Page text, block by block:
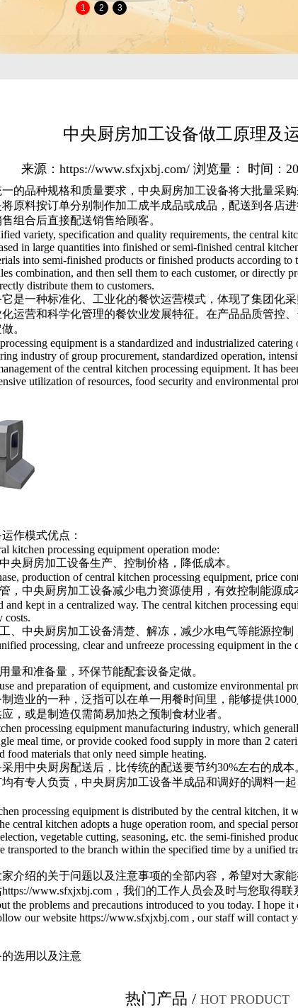
1 2 3
中央厨房加工设备做工原理及
来源：https://www.sfxjxbj.com/ 浏览量： 时间：
的品种规格和质量要求，中央厨房加工设备将大批量采
原料按订单分别制作加工成半成品或成品，配送到各店
组合后直接配送销售给顾客。
variety, specification and quality requirements, the central
in large quantities into finished or semi-finished central
into semi-finished products or finished products according to
combination, and then sell them to each customer, or directly
distribute them to customers.
是一种标准化、工业化的餐饮运营模式，体现了集团化
运营和科学化管理的餐饮业发展特征。在产品品质管控
。
equipment is a standardized and industrialized
industry of group procurement, standardized operation,
of the central kitchen processing equipment. It has
utilization of resources, food security and environmental
作模式优点：
kitchen processing equipment operation mode:
央厨房加工设备生产、控制价格，降低成本。
production of central kitchen processing equipment, price
，中央厨房加工设备减少电力资源使用，有效控制能源成
and kept in a centralized way. The central kitchen processing
costs.
、中央厨房加工设备清楚、解冻，减少水电气等能源控制
processing, clear and unfreeze processing equipment in
量和准备量，环保节能配套设备定做。
and preparation of equipment, and customize environmental
造业的一种，泛指可以在单一用餐时间里，能够提供
，或是制造仅需简易加热之预制食材业者。
processing equipment manufacturing industry, which
meal time, or provide cooked food supply in more than 2
food materials that only need simple heating.
采用中央厨房配送后，比传统的配送要节约30%左右的成
有专人负责，中央厨房加工设备半成品和调好的调料一
processing equipment is distributed by the central kitchen, it
central kitchen adopts a huge operation room, and special
vegetable cutting, seasoning, etc. the semi-finished
transported to the branch within the specified time by a unified
介绍的关于问题以及注意事项的全部内容，希望对大家
https://www.sfxjxbj.com ，我们的工作人员会及时与您取得联
the problems and precautions introduced to you today. I hope
our website https://www.sfxjxbj.com , our staff will contact
的选用以及注意
热门产品 / HOT PRODUCT